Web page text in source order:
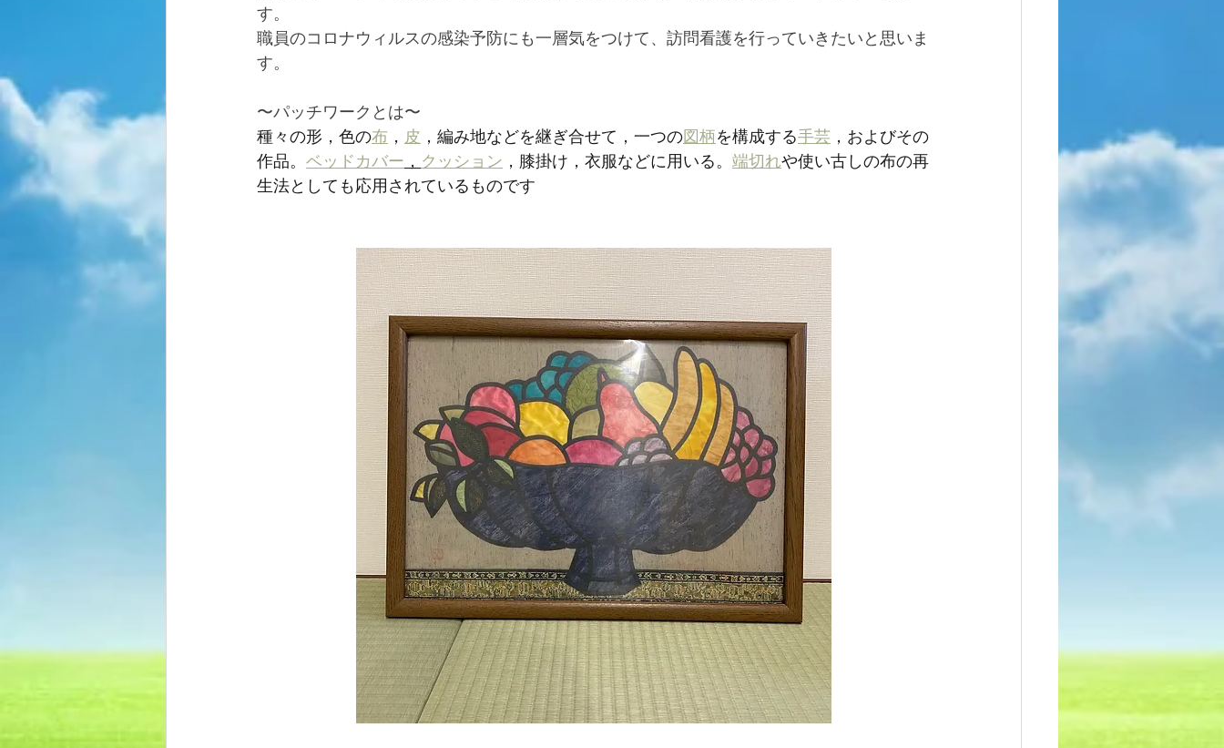
す。
職員のコロナウィルスの感染予防にも一層気をつけて、訪問看護を行っていきたいと思いま
す。
〜パッチワークとは〜
種々の形，色の布 ， 皮 ，編み地などを継ぎ合せて，一つの図柄を構成する手芸 ，およびその
作品。 ベッドカバー ， クッション ，膝掛け，衣服などに用いる。 端切れや使い古しの布の再
生法としても応用されているものです